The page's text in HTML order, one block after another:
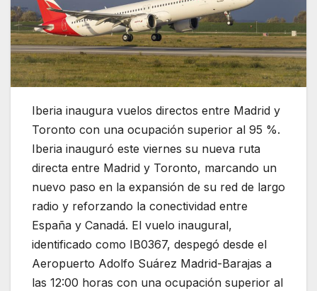
Iberia inaugura vuelos directos entre Madrid y
Toronto con una ocupación superior al 95 %.
Iberia inauguró este viernes su nueva ruta
directa entre Madrid y Toronto, marcando un
nuevo paso en la expansión de su red de largo
radio y reforzando la conectividad entre
España y Canadá. El vuelo inaugural,
identificado como IB0367, despegó desde el
Aeropuerto Adolfo Suárez Madrid-Barajas a
las 12:00 horas con una ocupación superior al